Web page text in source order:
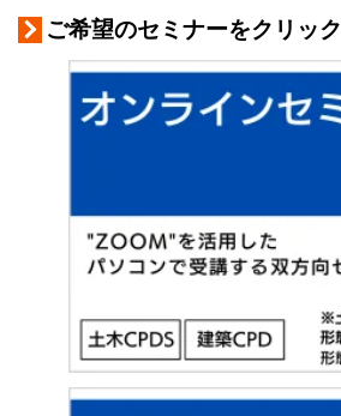
ご希望のセミナーをクリック